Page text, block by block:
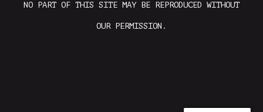
NO PART OF THIS SITE MAY BE REPRODUCED WITHOUT
OUR PERMISSION.